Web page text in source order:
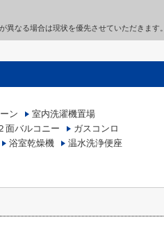
なる場合は現状を優先させていただきます。
ン
室内洗濯機置場
面バルコニー
ガスコンロ
浴室乾燥機
温水洗浄便座